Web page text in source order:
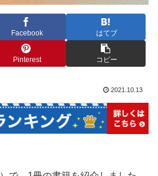
Facebook はてブ
Pinterest コピー
2021.10.13